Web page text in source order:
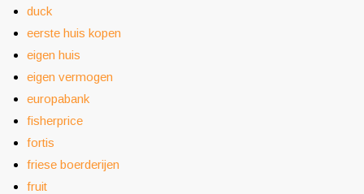
duck
eerste huis kopen
eigen huis
eigen vermogen
europabank
fisherprice
fortis
friese boerderijen
fruit